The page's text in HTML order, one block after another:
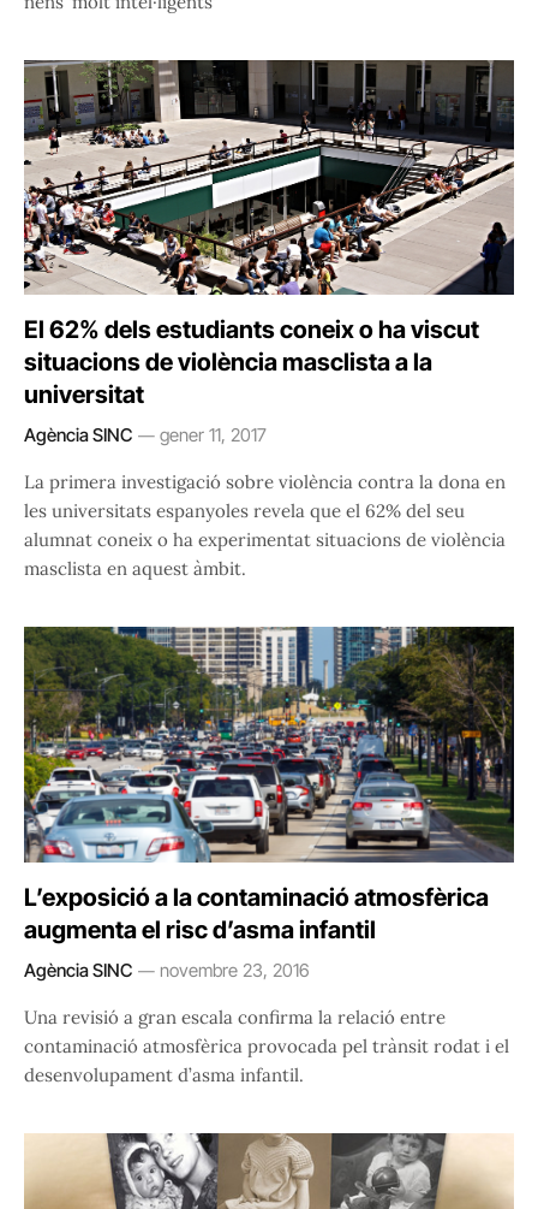
El 62% dels estudiants coneix o ha viscut
situacions de violència masclista a la
universitat
Agència SINC gener 11, 2017
La primera investigació sobre violència contra la dona en
les universitats espanyoles revela que el 62% del seu
alumnat coneix o ha experimentat situacions de violència
masclista en aquest àmbit.
L’exposició a la contaminació atmosfèrica
augmenta el risc d’asma infantil
Agència SINC novembre 23, 2016
Una revisió a gran escala confirma la relació entre
contaminació atmosfèrica provocada pel trànsit rodat i el
desenvolupament d’asma infantil.